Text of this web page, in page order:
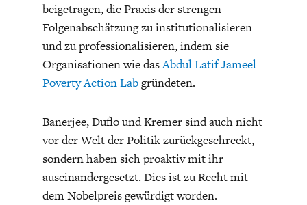
beigetragen, die Praxis der strengen
Folgenabschätzung zu institutionalisieren
und zu professionalisieren, indem sie
Organisationen wie dasAbdul Latif Jameel
Poverty Action Labgründeten.
Banerjee, Duflo und Kremer sind auch nicht
vor der Welt der Politik zurückgeschreckt,
sondern haben sich proaktiv mit ihr
auseinandergesetzt. Dies ist zu Recht mit
dem Nobelpreis gewürdigt worden.